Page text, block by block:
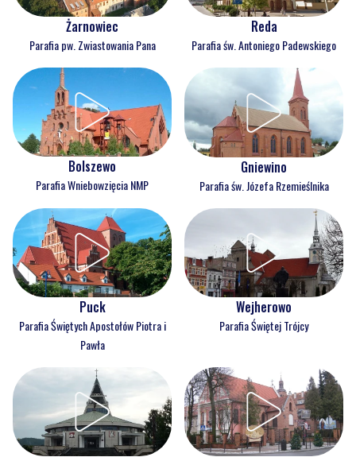
Żarnowiec
Parafia pw. Zwiastowania Pana
Reda
Parafia św. Antoniego Padewskiego
Bolszewo
Parafia Wniebowzięcia NMP
Gniewino
Parafia św. Józefa Rzemieślnika
Puck
Parafia Świętych Apostołów Piotra i
Pawła
Wejherowo
Parafia Świętej Trójcy